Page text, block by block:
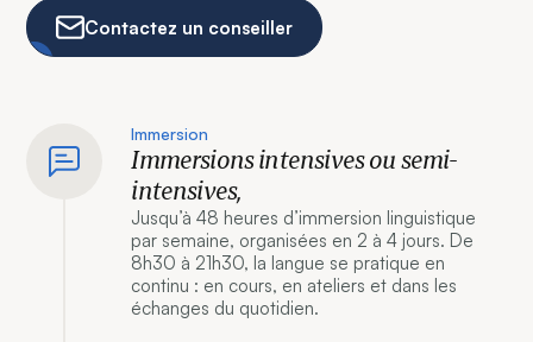
Contactez un conseiller
Immersion
Immersions intensives ou semi-
intensives,
Jusqu’à 48 heures d’immersion linguistique
par semaine, organisées en 2 à 4 jours. De
8h30 à 21h30, la langue se pratique en
continu : en cours, en ateliers et dans les
échanges du quotidien.